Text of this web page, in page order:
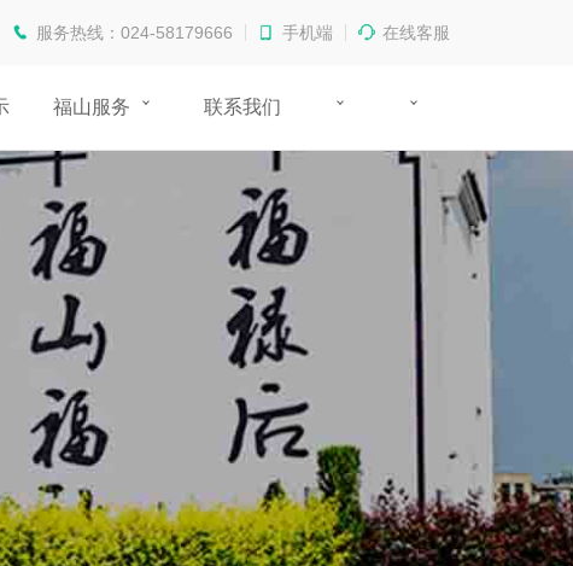
服务热线：024-58179666 手机端 在线客服
福山服务 联系我们